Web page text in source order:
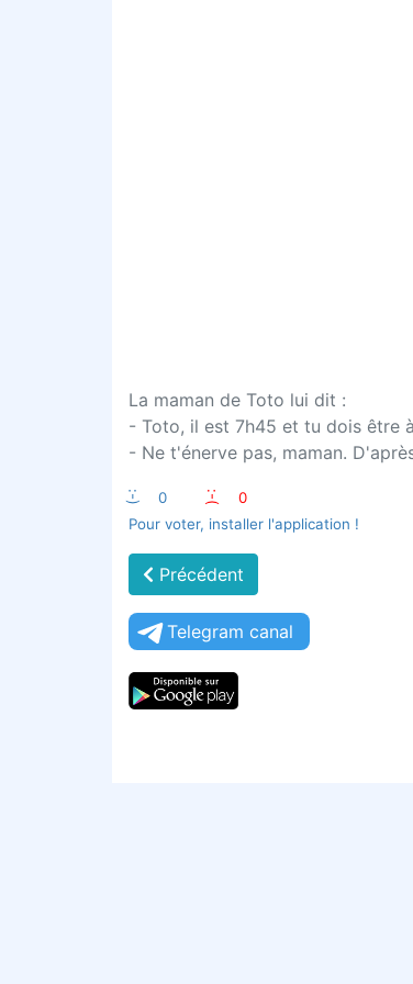
La maman de Toto lui dit :
- Toto, il est 7h45 et tu dois être
- Ne t'énerve pas, maman.
:-) 0 :-(
0
Pour voter, installer l'application !
Précédent
Telegram canal